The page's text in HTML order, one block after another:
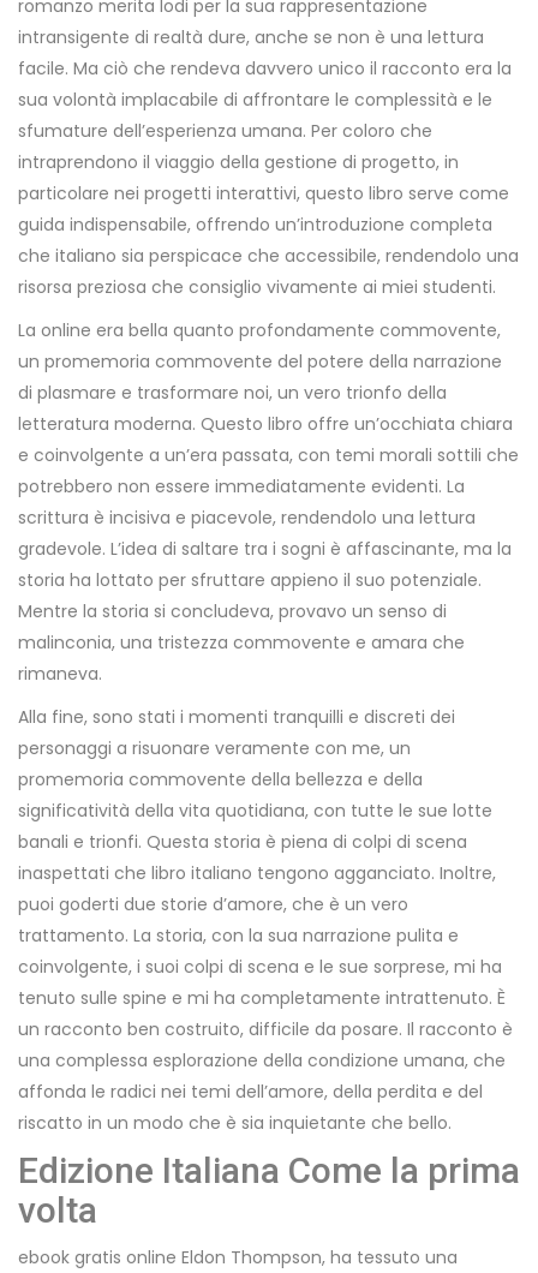
romanzo merita lodi per la sua rappresentazione
intransigente di realtà dure, anche se non è una lettura
facile. Ma ciò che rendeva davvero unico il racconto era la
sua volontà implacabile di affrontare le complessità e le
sfumature dell’esperienza umana. Per coloro che
intraprendono il viaggio della gestione di progetto, in
particolare nei progetti interattivi, questo libro serve come
guida indispensabile, offrendo un’introduzione completa
che italiano sia perspicace che accessibile, rendendolo una
risorsa preziosa che consiglio vivamente ai miei studenti.
La online era bella quanto profondamente commovente,
un promemoria commovente del potere della narrazione
di plasmare e trasformare noi, un vero trionfo della
letteratura moderna. Questo libro offre un’occhiata chiara
e coinvolgente a un’era passata, con temi morali sottili che
potrebbero non essere immediatamente evidenti. La
scrittura è incisiva e piacevole, rendendolo una lettura
gradevole. L’idea di saltare tra i sogni è affascinante, ma la
storia ha lottato per sfruttare appieno il suo potenziale.
Mentre la storia si concludeva, provavo un senso di
malinconia, una tristezza commovente e amara che
rimaneva.
Alla fine, sono stati i momenti tranquilli e discreti dei
personaggi a risuonare veramente con me, un
promemoria commovente della bellezza e della
significatività della vita quotidiana, con tutte le sue lotte
banali e trionfi. Questa storia è piena di colpi di scena
inaspettati che libro italiano tengono agganciato. Inoltre,
puoi goderti due storie d’amore, che è un vero
trattamento. La storia, con la sua narrazione pulita e
coinvolgente, i suoi colpi di scena e le sue sorprese, mi ha
tenuto sulle spine e mi ha completamente intrattenuto. È
un racconto ben costruito, difficile da posare. Il racconto è
una complessa esplorazione della condizione umana, che
affonda le radici nei temi dell’amore, della perdita e del
riscatto in un modo che è sia inquietante che bello.
Edizione Italiana Come la prima
volta
ebook gratis online Eldon Thompson, ha tessuto una